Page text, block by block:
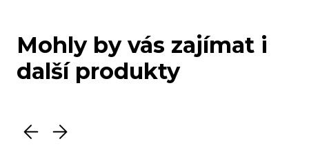
Mohly by vás zajímat i
další produkty